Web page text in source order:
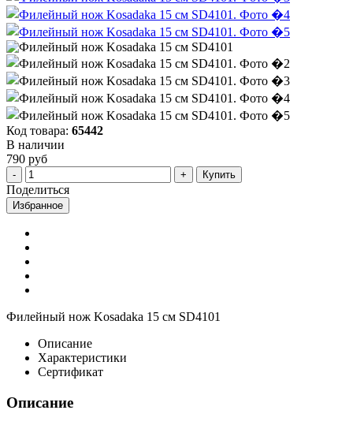
Код товара: 65442
В наличии
790 руб
Купить
Поделиться
Избранное
Филейный нож Kosadaka 15 см SD4101
Описание
Характеристики
Сертификат
Описание